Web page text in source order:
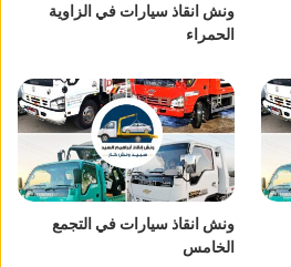
ونش انقاذ سيارات في الزاوية
الحمراء
ونش انقاذ سيارات في التجمع
الخامس